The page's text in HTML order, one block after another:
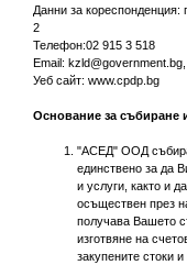
Данни за
2
Телефон:02 915 3 518
Email: kzld@government.bg,
Уеб сайт: www.cpdp.bg
Основание за събиране
"АСЕД" ООД
единствено за да
и услуги, както и
осъществен през
получава Вашето
изготвяне на
закупените стоки